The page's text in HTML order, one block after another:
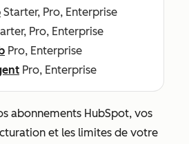
Starter, Pro, Enterprise
Pro, Enterprise
Pro, Enterprise
Pro, Enterprise
abonnements HubSpot, vos
et les limites de votre